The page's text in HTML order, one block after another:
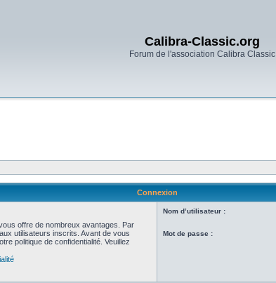
Calibra-Classic.org
Forum de l'association Calibra Classic
Connexion
offre de nombreux avantages. Par
utilisateurs inscrits. Avant de vous
politique de confidentialité. Veuillez
Nom d’utilisateur :
Mot de passe :